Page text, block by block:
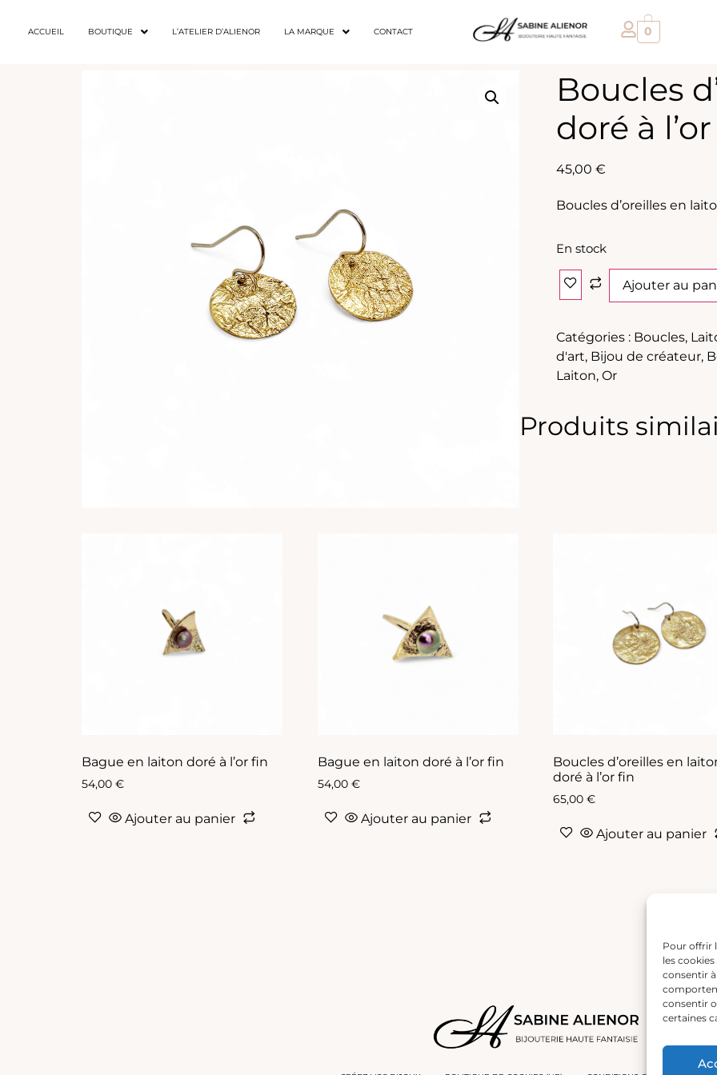
Pour offrir
les
consentir
consentir
certaines
ACCUEIL BOUTIQUE L’ATELIER D’ALIENOR LA MARQUE CONTACT 0
Boucles
doré à
45,00 €
Boucles d’oreilles en
En stock
Ajouter au
Catégories : Boucles,
d'art, Bijou de créateur,
Laiton, Or
Produits
Bague en laiton doré à l’or fin
54,00 €
Ajouter au panier
Bague en laiton doré à l’or fin
54,00 €
Ajouter au panier
Boucles d’oreilles en
doré à l’or fin
65,00€
Ajouter au panier